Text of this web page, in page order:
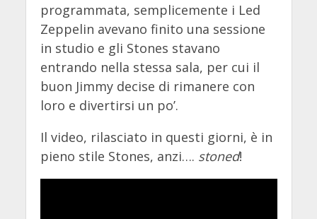
programmata, semplicemente i Led
Zeppelin avevano finito una sessione
in studio e gli Stones stavano
entrando nella stessa sala, per cui il
buon Jimmy decise di rimanere con
loro e divertirsi un po’.
Il video, rilasciato in questi giorni, è in
pieno stile Stones, anzi…. stoned!